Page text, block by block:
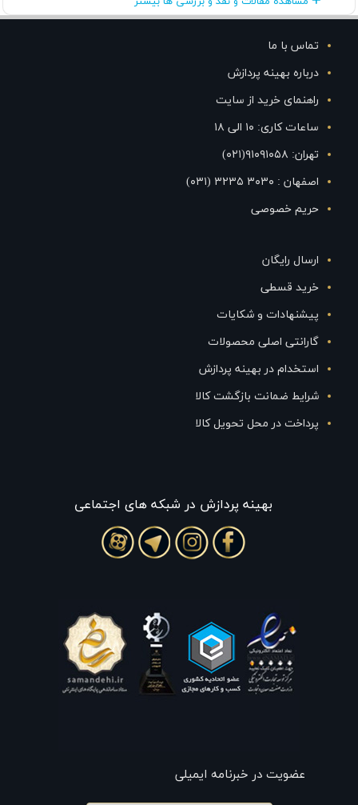
تماس با ما
درباره بهینه پردازش
راهنمای خرید از سایت
ساعات کاری: ۱۰ الی ۱۸
تهران: ۹۱۰۹۱۰۵۸(۰۲۱)
اصفهان : ۳۰۳۰ ۳۲۳۵ (۰۳۱)
حریم خصوصی
ارسال رایگان
خرید قسطی
پیشنهادات و شکایات
گارانتی اصلی محصولات
استخدام در بهینه پردازش
شرایط ضمانت بازگشت کالا
پرداخت در محل تحویل کالا
بهينه پردازش در شبکه های اجتماعی
عضویت در خبرنامه ایمیلی